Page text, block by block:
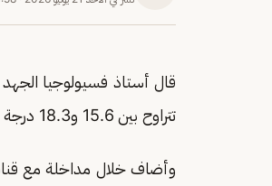
قال أستاذ فسيولوجيا الجهد
تتراوح بين 15.6 و18.3 درجة مئوية.
وأضاف خلال مداخلة مع